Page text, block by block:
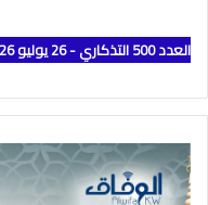
العدد 500 التذكاري - 26 يوليو 2026 - السنة الثالثة